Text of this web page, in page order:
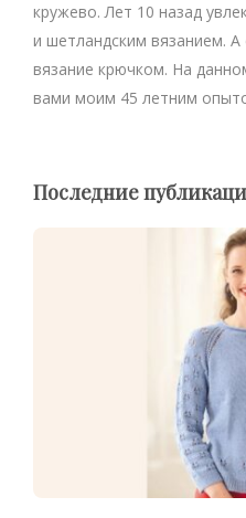
кружево. Лет 10 назад
и шетландским вязанием.
вязание крючком. На
вами моим 45 летним
Последние